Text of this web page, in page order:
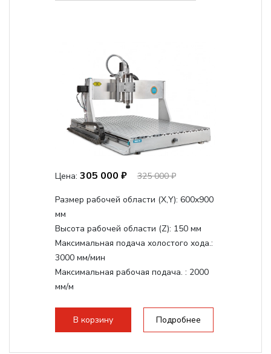
Цена: 305 000 ₽ 325 000 ₽
Размер рабочей области (Х,Y): 600x900
мм
Высота рабочей области (Z): 150 мм
Максимальная подача холостого хода.:
3000 мм/мин
Максимальная рабочая подача. : 2000
мм/м
стандартно:Т-слот
Цанговый патрон:ER20
В корзину Подробнее